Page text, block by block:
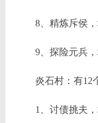
8、精炼斥侯，
9、探险元兵，
炎石村：有12
1、讨债挑夫，